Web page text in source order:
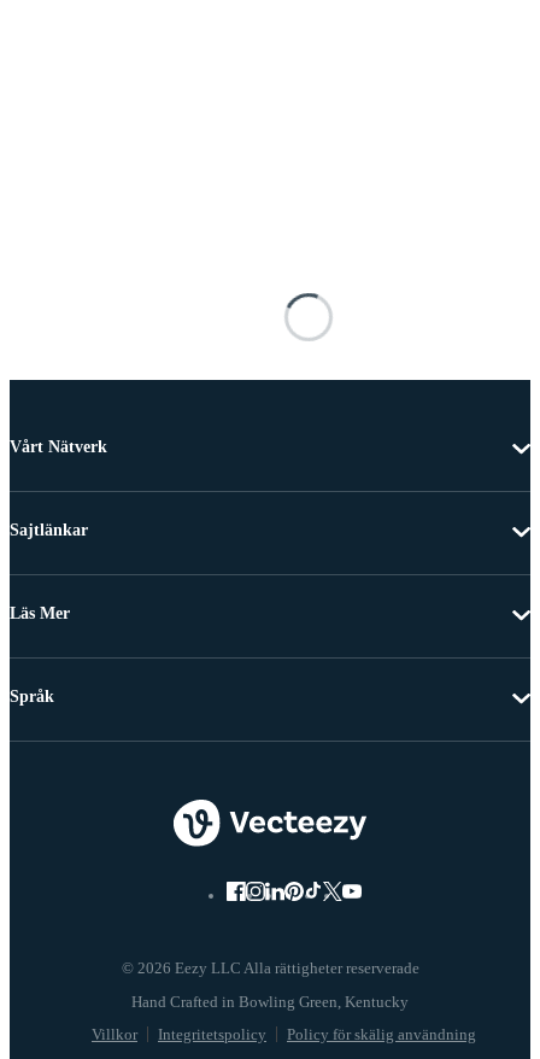
Vårt Nätverk
Sajtlänkar
Läs Mer
© 2026 Eezy LLC Alla rättigheter reserverade
Villkor Integritetspolicy Policy för skälig användning
Språk